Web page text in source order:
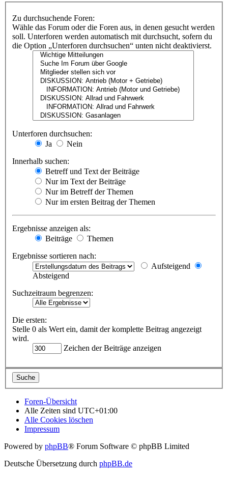
Zu durchsuchende Foren:
Wähle das Forum oder die Foren aus, in denen gesucht werden
soll. Unterforen werden automatisch mit durchsucht, sofern du
die Option „Unterforen durchsuchen“ unten nicht deaktivierst.
Unterforen durchsuchen:
Ja
Nein
Innerhalb suchen:
Betreff und Text der Beiträge
Nur im Text der Beiträge
Nur im Betreff der Themen
Nur im ersten Beitrag der Themen
Ergebnisse anzeigen als:
Beiträge
Themen
Ergebnisse sortieren nach:
Aufsteigend
Absteigend
Suchzeitraum begrenzen:
Die ersten:
Stelle 0 als Wert ein, damit der komplette Beitrag angezeigt
wird.
Zeichen der Beiträge anzeigen
Foren-Übersicht
Alle Zeiten sind UTC+01:00
Alle Cookies löschen
Impressum
Powered by phpBB® Forum Software © phpBB Limited
Deutsche Übersetzung durch phpBB.de